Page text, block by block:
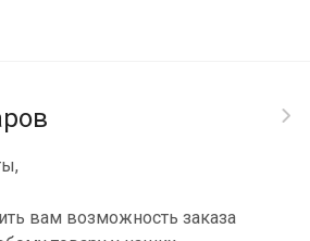
вам возможность заказа